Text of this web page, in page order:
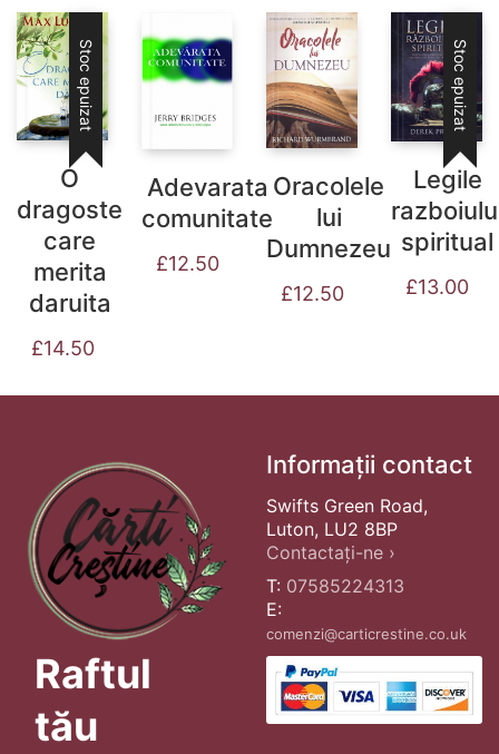
Stoc epuizat
O
dragoste
care
merita
daruita
£14.50
Adevarata
comunitate
£12.50
Oracolele
lui
Dumnezeu
£12.50
Stoc epuizat
Legile
spiritual
£13.00
Raftul
tău
Informații contact
Swifts Green Road,
Luton, LU2 8BP
Contactați-ne ›
T: 07585224313
E:
comenzi@carticrestine.co.uk